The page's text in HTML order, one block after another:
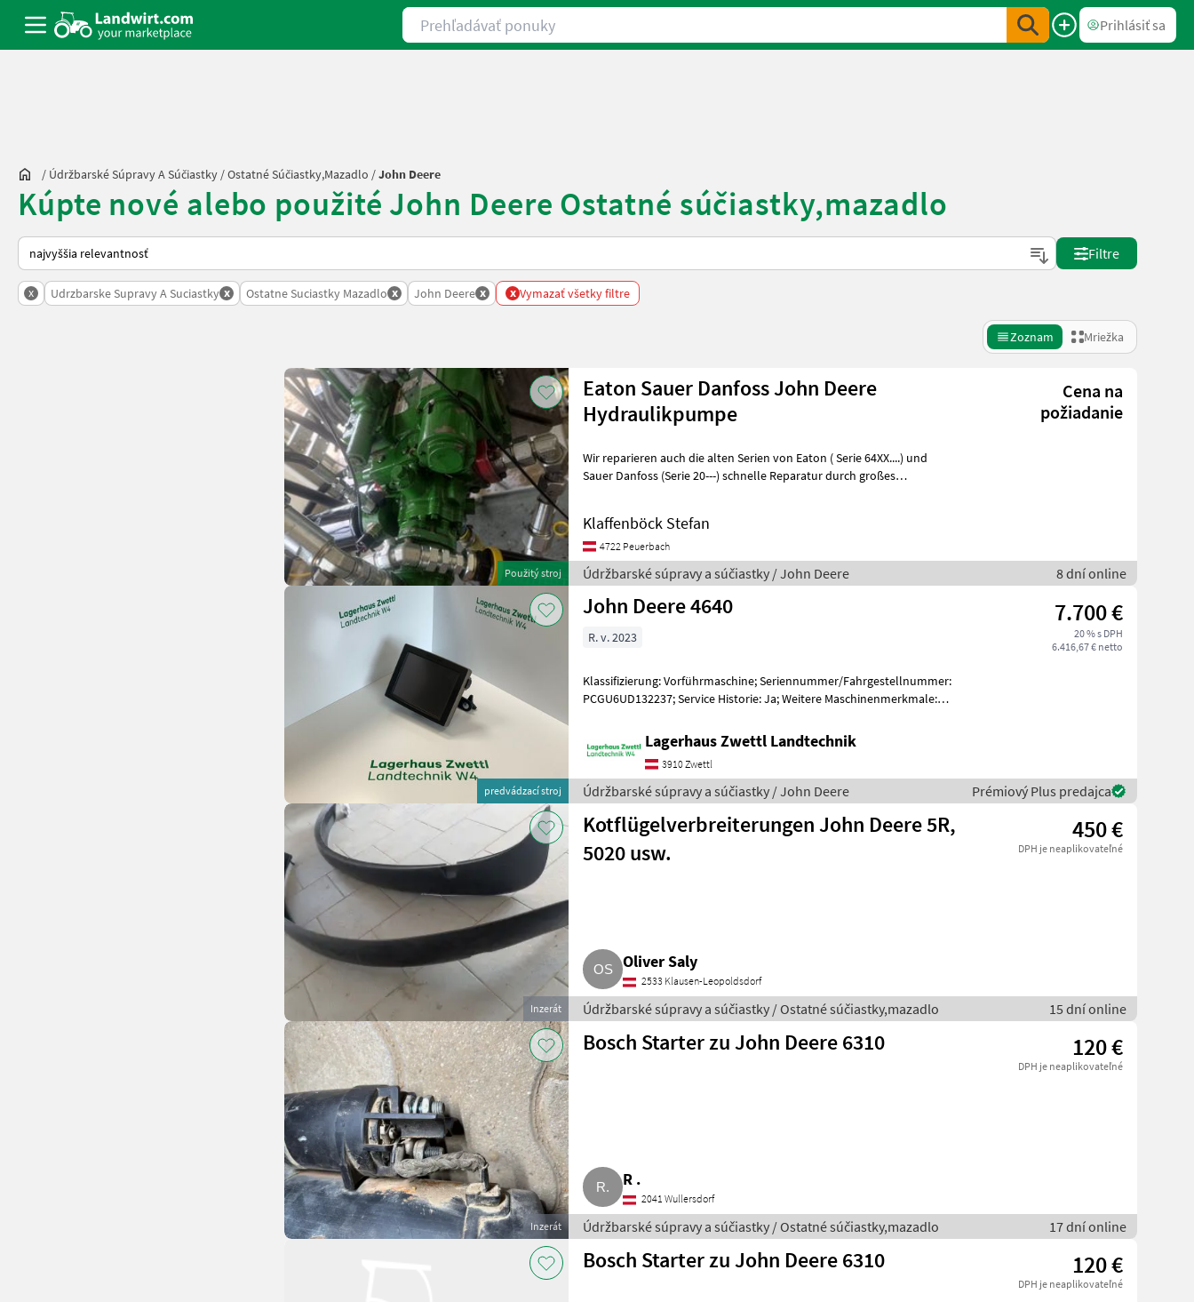
Prehľadávať ponuky
Prihlásiť sa
/ Údržbarské Súpravy A Súčiastky /Ostatné Súčiastky,mazadlo /John Deere
Kúpte nové alebo použité John Deere Ostatné súčiastky,mazadlo
Takto sa vykonáva triedenie na Landwirt.com
Filtre
x Udrzbarske Supravy A Suciastky x Ostatne Suciastky Mazadlo x John Deere x x Vymazať všetky filtre
Zoznam Mriežka
Použitý stroj
Eaton Sauer Danfoss John Deere
Hydraulikpumpe
Cena na
požiadanie
Wir reparieren auch die alten Serien von Eaton ( Serie 64XX....) und
Sauer Danfoss (Serie 20---) schnelle Reparatur durch großes
Klaffenböck Stefan
4722 Peuerbach
Údržbarské súpravy a súčiastky / John Deere 8 dní online
predvádzací stroj
John Deere 4640 7.700 €
20 % s DPH
6.416,67 € netto
R. v. 2023
Klassifizierung: Vorführmaschine; Seriennummer/Fahrgestellnummer:
PCGU6UD132237; Service Historie: Ja; Weitere Maschinenmerkmale:
Lagerhaus Zwettl Landtechnik
3910 Zwettl
Údržbarské súpravy a súčiastky / John Deere Prémiový Plus predajca
Inzerát
Kotflügelverbreiterungen John Deere 5R,
5020 usw.
450 €
DPH je neaplikovateľné
Oliver Saly
2533 Klausen-Leopoldsdorf
Údržbarské súpravy a súčiastky / Ostatné súčiastky,mazadlo 15 dní online
Inzerát
Bosch Starter zu John Deere 6310 120 €
DPH je neaplikovateľné
R .
2041 Wullersdorf
Údržbarské súpravy a súčiastky / Ostatné súčiastky,mazadlo 17 dní online
Bosch Starter zu John Deere 6310 120 €
DPH je neaplikovateľné